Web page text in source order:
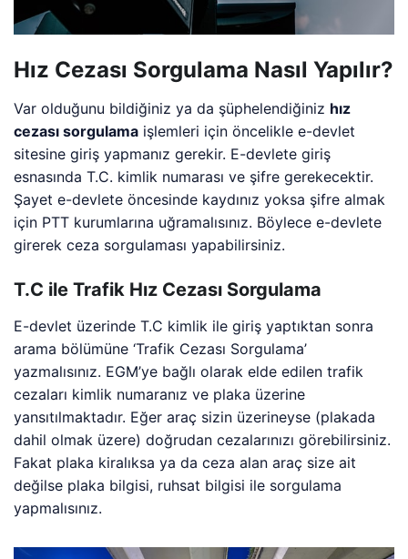
Hız Cezası Sorgulama Nasıl Yapılır?
Var olduğunu bildiğiniz ya da şüphelendiğiniz hız
cezası sorgulama işlemleri için öncelikle e-devlet
sitesine giriş yapmanız gerekir. E-devlete giriş
esnasında T.C. kimlik numarası ve şifre gerekecektir.
Şayet e-devlete öncesinde kaydınız yoksa şifre almak
için PTT kurumlarına uğramalısınız. Böylece e-devlete
girerek ceza sorgulaması yapabilirsiniz.
T.C ile Trafik Hız Cezası Sorgulama
E-devlet üzerinde T.C kimlik ile giriş yaptıktan sonra
arama bölümüne ‘Trafik Cezası Sorgulama’
yazmalısınız. EGM’ye bağlı olarak elde edilen trafik
cezaları kimlik numaranız ve plaka üzerine
yansıtılmaktadır. Eğer araç sizin üzerineyse (plakada
dahil olmak üzere) doğrudan cezalarınızı görebilirsiniz.
Fakat plaka kiralıksa ya da ceza alan araç size ait
değilse plaka bilgisi, ruhsat bilgisi ile sorgulama
yapmalısınız.